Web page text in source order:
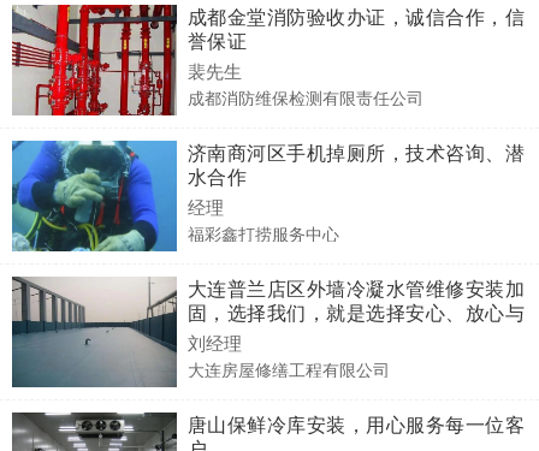
成都金堂消防验收办证，诚信合作，信
誉保证
裴先生
成都消防维保检测有限责任公司
济南商河区手机掉厕所，技术咨询、潜
水合作
经理
福彩鑫打捞服务中心
大连普兰店区外墙冷凝水管维修安装加
固，选择我们，就是选择安心、放心与
舒心
刘经理
大连房屋修缮工程有限公司
唐山保鲜冷库安装，用心服务每一位客